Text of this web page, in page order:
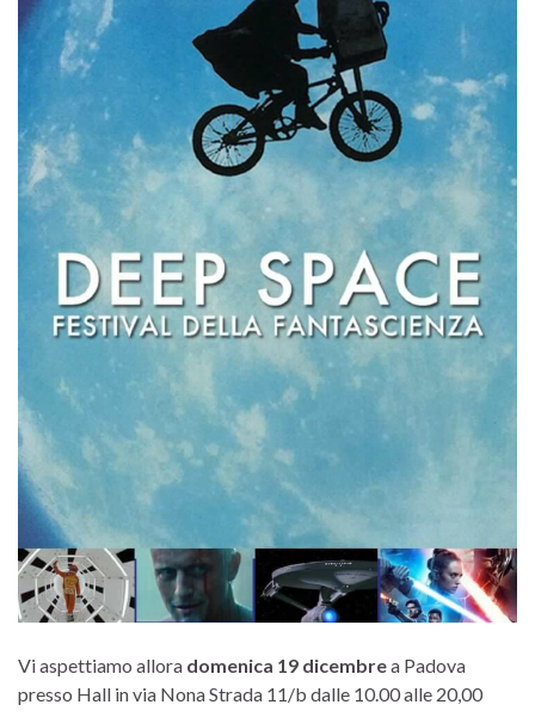
Vi aspettiamo allora domenica 19 dicembrea Padova
presso Hall in via Nona Strada 11/b dalle 10.00 alle 20,00